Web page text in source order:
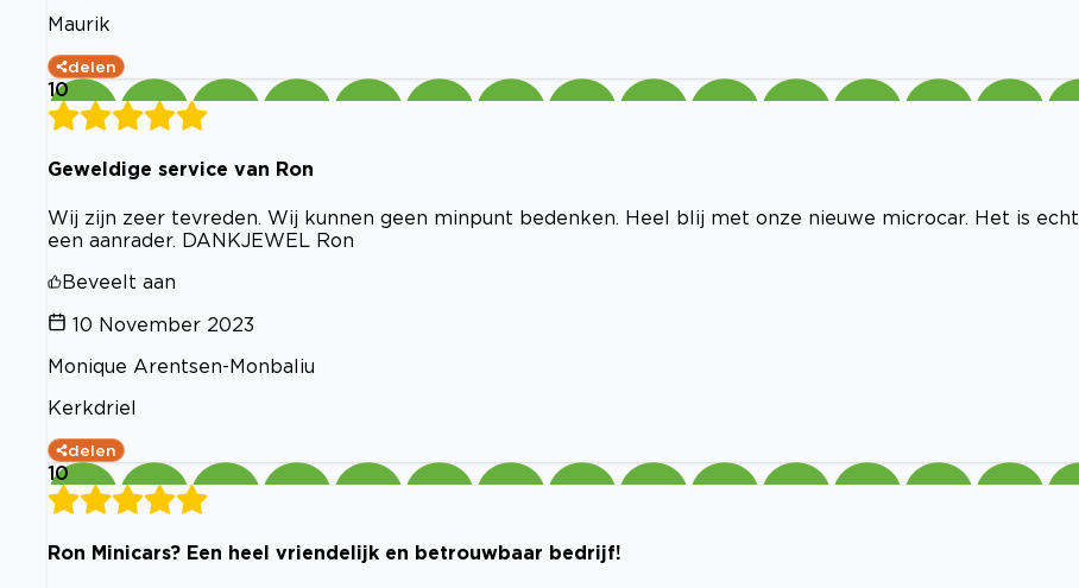
Maurik
delen
10
Geweldige service van Ron
Wij zijn zeer tevreden. Wij kunnen geen minpunt bedenken. Heel blij met onze nieuwe microcar. Het is echt
een aanrader. DANKJEWEL Ron
Beveelt aan
10 November 2023
Monique Arentsen-Monbaliu
Kerkdriel
delen
10
Ron Minicars? Een heel vriendelijk en betrouwbaar bedrijf!